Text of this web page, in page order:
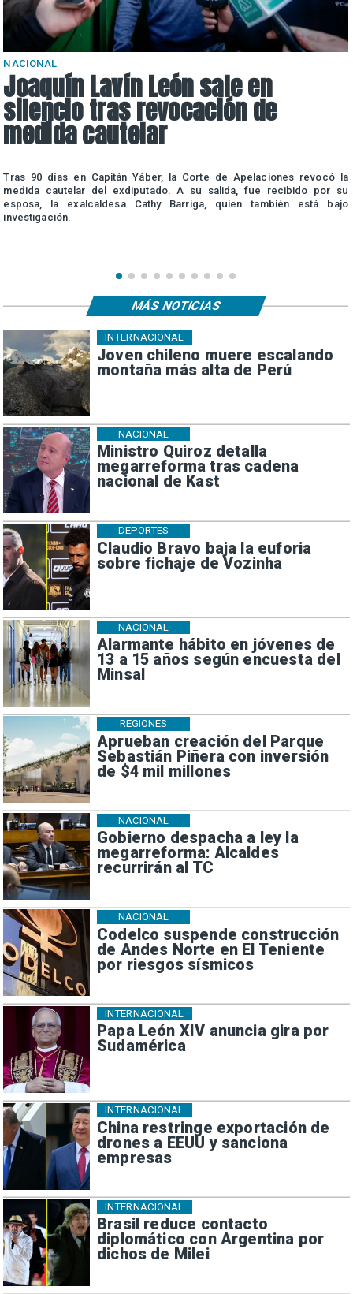
NACIONAL
Joaquín Lavín León sale en
silencio tras revocación de
medida cautelar
Tras 90 días en Capitán Yáber, la Corte de Apelaciones revocó la
medida cautelar del exdiputado. A su salida, fue recibido por su
esposa, la exalcaldesa Cathy Barriga, quien también está bajo
investigación.
Joven chileno muere escalando
montaña más alta de Perú
INTERNACIONAL
Ministro Quiroz detalla
megarreforma tras cadena
nacional de Kast
NACIONAL
Claudio Bravo baja la euforia
sobre fichaje de Vozinha
DEPORTES
Alarmante hábito en jóvenes de
13 a 15 años según encuesta del
Minsal
NACIONAL
Aprueban creación del Parque
Sebastián Piñera con inversión
de $4 mil millones
REGIONES
Gobierno despacha a ley la
megarreforma: Alcaldes
recurrirán al TC
NACIONAL
Codelco suspende construcción
de Andes Norte en El Teniente
por riesgos sísmicos
NACIONAL
Papa León XIV anuncia gira por
Sudamérica
INTERNACIONAL
China restringe exportación de
drones a EEUU y sanciona
empresas
INTERNACIONAL
Brasil reduce contacto
diplomático con Argentina por
dichos de Milei
INTERNACIONAL
MÁS NOTICIAS